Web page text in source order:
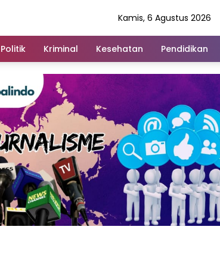
Kamis, 6 Agustus 2026
Politik Kriminal Kesehatan Pendidikan